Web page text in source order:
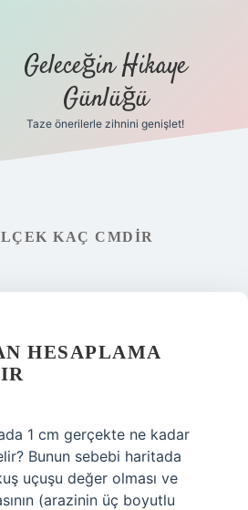
Geleceğin Hikaye
Günlüğü
Taze önerilerle zihnini genişlet!
KAÇ CMDIR
HESAPLAMA
1 cm gerçekte ne kadar
Bunun sebebi haritada
uçuşu değer olması ve
(arazinin üç boyutlu